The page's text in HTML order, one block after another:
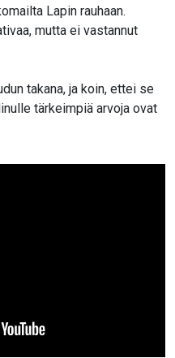
Lapin rauhaan.
mutta ei vastannut
takana, ja koin, ettei se
tärkeimpiä arvoja ovat